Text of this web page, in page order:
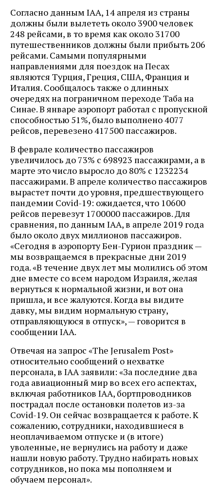
Согласно данным IAA, 14 апреля из страны
должны были вылететь около 3900 человек
248 рейсами, в то время как около 31700
путешественников должны были прибыть 206
рейсами. Самыми популярными
направлениями для поездок на Песах
являются Турция, Греция, США, Франция и
Италия. Сообщалось также о длинных
очередях на пограничном переходе Таба на
Синае. В январе аэропорт работал с пропускной
способностью 51%, было выполнено 4077
рейсов, перевезено 417500 пассажиров.
В феврале количество пассажиров
увеличилось до 73% с 698923 пассажирами, а в
марте это число выросло до 80% с 1232234
пассажирами. В апреле количество пассажиров
вырастет почти до уровня, предшествующего
пандемии Covid-19: ожидается, что 10600
рейсов перевезут 1700000 пассажиров. Для
сравнения, по данным IAA, в апреле 2019 года
было около двух миллионов пассажиров.
«Сегодня в аэропорту Бен-Гурион праздник —
мы возвращаемся в прекрасные дни 2019
года. «В течение двух лет мы молились об этом
дне вместе со всем народом Израиля, желая
вернуться к нормальной жизни, и вот она
пришла, и все жалуются. Когда вы видите
давку, мы видим нормальную страну,
отправляющуюся в отпуск», — говорится в
сообщении IAA.
Отвечая на запрос «The Jerusalem Post»
относительно сообщений о нехватке
персонала, в IAA заявили: «За последние два
года авиационный мир во всех его аспектах,
включая работников IAA, бортпроводников
пострадал после остановки полетов из-за
Covid-19. Он сейчас возвращается к работе. К
сожалению, сотрудники, находившиеся в
неоплачиваемом отпуске и (в итоге)
уволенные, не вернулись на работу и даже
нашли новую работу. Трудно набирать новых
сотрудников, но пока мы пополняем и
обучаем персонал».